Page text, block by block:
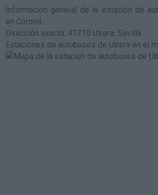
Información general de la estación de
en Coronil:
Dirección exacta: 41710 Utrera, Sevilla
Estaciones de autobuses de Utrera en el